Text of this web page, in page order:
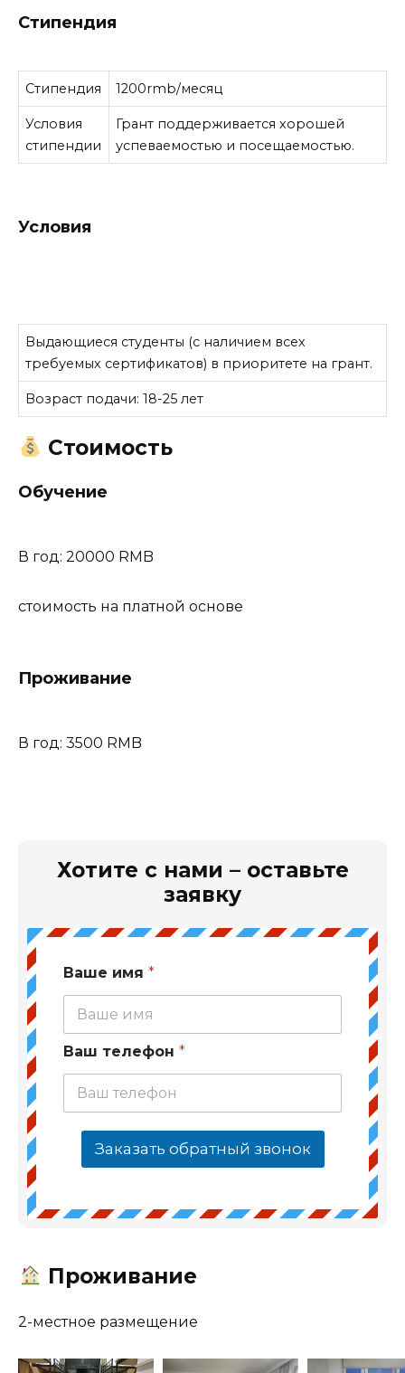
Стипендия
Стипендия 1200rmb/месяц
Условия
стипендии
Грант поддерживается хорошей
успеваемостью и посещаемостью.
Условия
Выдающиеся студенты (с наличием всех
требуемых сертификатов) в приоритете на грант.
Возраст подачи: 18-25 лет
Стоимость
Обучение
В год: 20000 RMB
стоимость на платной основе
Проживание
В год: 3500 RMB
Хотите с нами – оставьте
заявку
Ваше имя *
Ваш телефон *
Заказать обратный звонок
Проживание
2-местное размещение